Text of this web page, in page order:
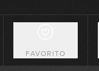
FAVORITO
#16: Slap Groove